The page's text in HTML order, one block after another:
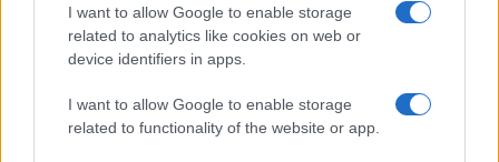
I want to allow Google to enable storage
related to analytics like cookies on web or
device identifiers in apps.
I want to allow Google to enable storage
related to functionality of the website or app.
Finanza sostenibile e dati ESG: l’impatto sulle imprese
italiane
ESG AZIENDE